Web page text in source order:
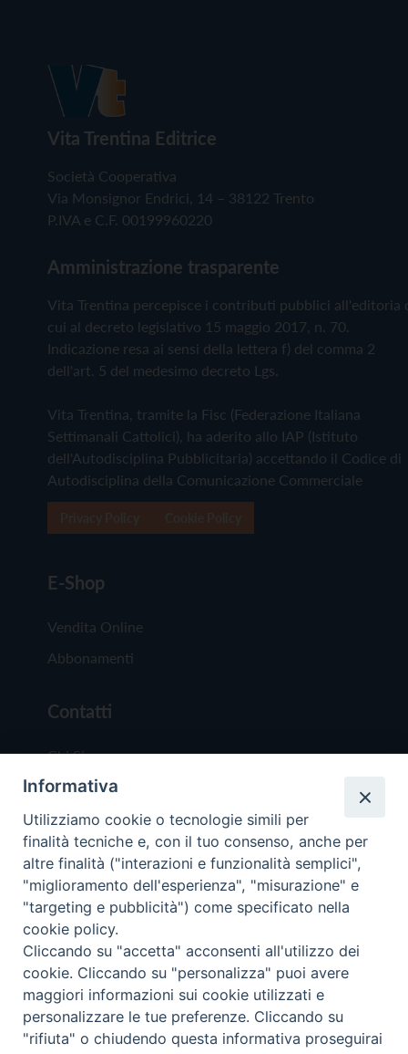
Vita Trentina Editrice
Società Cooperativa
Via Monsignor Endrici, 14 – 38122 Trento
P.IVA e C.F. 00199960220
Amministrazione trasparente
Vita Trentina percepisce i contributi pubblici all'editoria
cui al decreto legislativo 15 maggio 2017, n. 70.
Indicazione resa ai sensi della lettera f) del comma 2
dell'art. 5 del medesimo decreto Lgs.
Vita Trentina, tramite la Fisc (Federazione Italiana
Settimanali Cattolici), ha aderito allo IAP (Istituto
dell'Autodisciplina Pubblicitaria) accettando il Codice di
Autodisciplina della Comunicazione Commerciale
E-Shop
Vendita Online
Abbonamenti
Contatti
Chi Siamo
Redazione
Scrivici
Copyright © 2019 - Tutti i diritti riservati - Vita
Trentina Editrice
Privacy Policy
Torna
Informativa
Utilizziamo cookie o tecnologie simili per
finalità tecniche e, con il tuo consenso, anche per
altre finalità ("interazioni e funzionalità semplici",
"miglioramento dell'esperienza", "misurazione" e
"targeting e pubblicità") come specificato nella
cookie policy.
Cliccando su "accetta" acconsenti all'utilizzo dei
cookie. Cliccando su "personalizza" puoi avere
maggiori informazioni sui cookie utilizzati e
personalizzare le tue preferenze. Cliccando su
"rifiuta" o chiudendo questa informativa proseguirai